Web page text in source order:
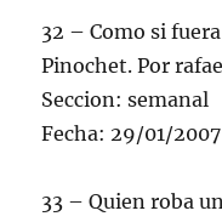
32 – Como si
Pinochet. Por
Seccion: semanal
Fecha: 29/01/2007
33 – Quien roba